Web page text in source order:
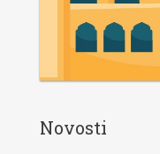
Novosti